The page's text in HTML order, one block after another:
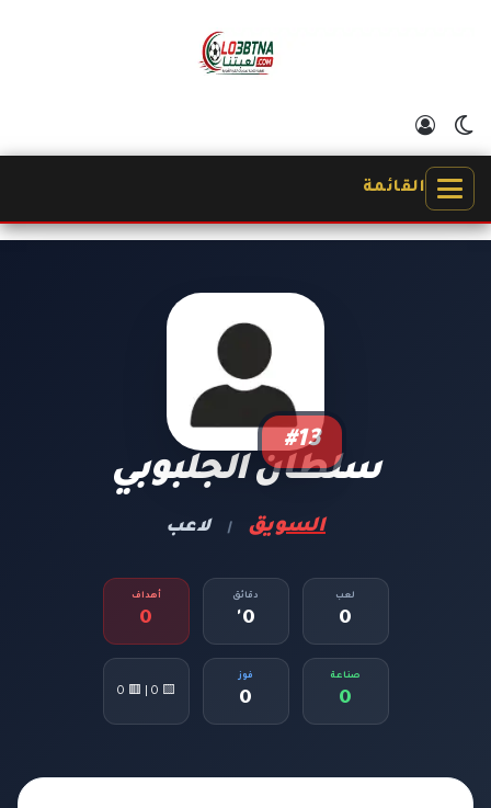
الوضع المظلم
القائمة
#13
سلطان الجلبوبي
السويق | لاعب
لعب
0
دقائق
0'
أهداف
0
صناعة
0
فوز
0
🟨 0 | 🟥 0